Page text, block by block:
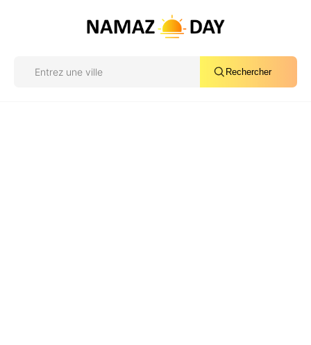
Rechercher